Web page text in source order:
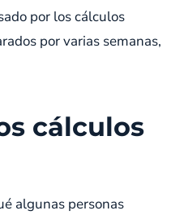
por los cálculos
por varias semanas,
cálculos
algunas personas